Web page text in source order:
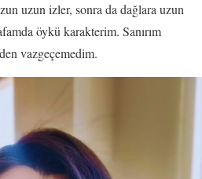
uzun izler, sonra da dağlara uzun
öykü karakterim. Sanırım
vazgeçemedim.